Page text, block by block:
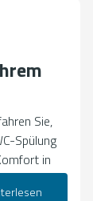
Sie,
Spülung
in